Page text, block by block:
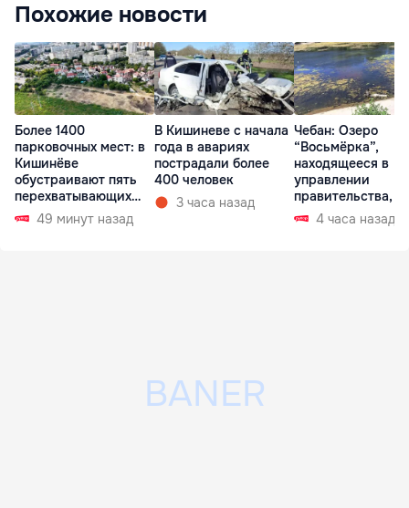
Похожие новости
Более 1400
парковочных мест: в
Кишинёве
обустраивают пять
перехватывающих
парковок
49 минут назад
В Кишиневе с начала
года в авариях
пострадали более
400 человек
3 часа назад
Чебан: Озеро
“Восьмёрка”,
находящееся в
управлении
правительства, в
запустении
4 часа назад